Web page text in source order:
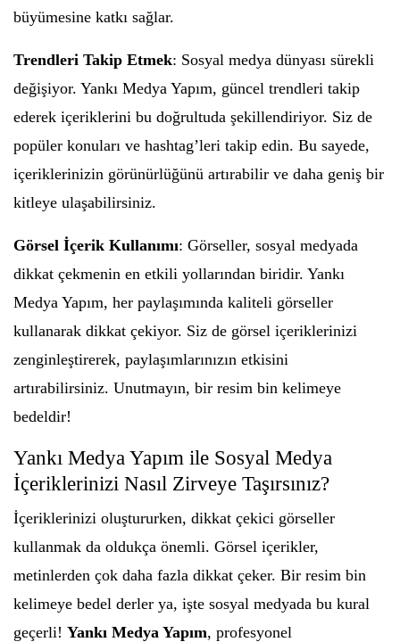
büyümesine katkı sağlar.
Trendleri Takip Etmek: Sosyal medya dünyası sürekli
değişiyor. Yankı Medya Yapım, güncel trendleri takip
ederek içeriklerini bu doğrultuda şekillendiriyor. Siz de
popüler konuları ve hashtag’leri takip edin. Bu sayede,
içeriklerinizin görünürlüğünü artırabilir ve daha geniş bir
kitleye ulaşabilirsiniz.
Görsel İçerik Kullanımı: Görseller, sosyal medyada
dikkat çekmenin en etkili yollarından biridir. Yankı
Medya Yapım, her paylaşımında kaliteli görseller
kullanarak dikkat çekiyor. Siz de görsel içeriklerinizi
zenginleştirerek, paylaşımlarınızın etkisini
artırabilirsiniz. Unutmayın, bir resim bin kelimeye
bedeldir!
Yankı Medya Yapım ile Sosyal Medya
İçeriklerinizi Nasıl Zirveye Taşırsınız?
İçeriklerinizi oluştururken, dikkat çekici görseller
kullanmak da oldukça önemli. Görsel içerikler,
metinlerden çok daha fazla dikkat çeker. Bir resim bin
kelimeye bedel derler ya, işte sosyal medyada bu kural
geçerli! Yankı Medya Yapım, profesyonel